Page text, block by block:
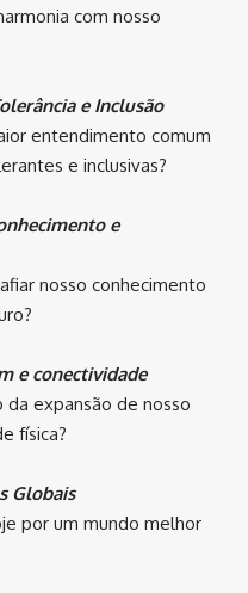
com nosso
e Inclusão
entendimento comum
e inclusivas?
e
nosso conhecimento
e conectividade
expansão de nosso
física?
Globais
por um mundo melhor